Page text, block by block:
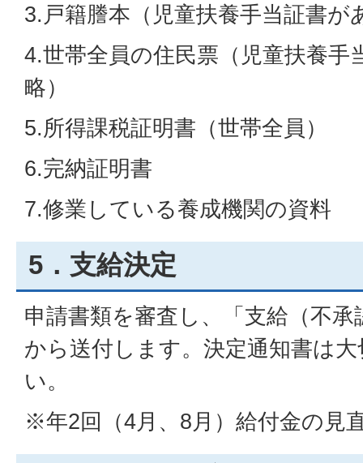
3.戸籍謄本（児童扶養手当証書が
4.世帯全員の住民票（児童扶養手
略）
5.所得課税証明書（世帯全員）
6.完納証明書
7.修業している養成機関の資料
5．支給決定
申請書類を審査し、「支給（不
から送付します。決定通知書は
い。
※年2回（4月、8月）給付金の見